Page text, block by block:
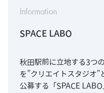
Information
SPACE LABO
秋田駅前に立地する3つ
を”クリエイトスタジオ”
公募する「SPACE